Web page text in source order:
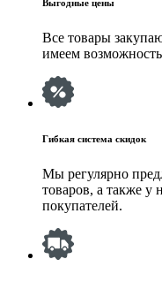
Выгодные цены
Все товары
имеем
Гибкая система скидок
Мы регулярно
товаров, а также у
покупателей.